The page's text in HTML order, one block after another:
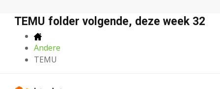
TEMU folder volgende, deze week 32
Andere
TEMU